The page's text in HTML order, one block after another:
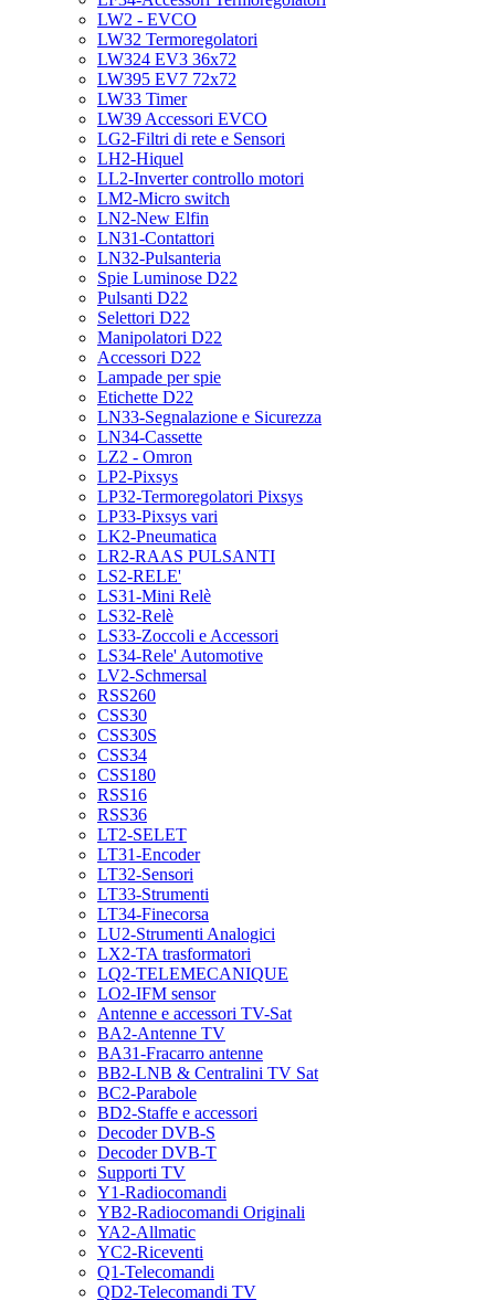
LW2 - EVCO
LW32 Termoregolatori
LW324 EV3 36x72
LW395 EV7 72x72
LW33 Timer
LW39 Accessori EVCO
LG2-Filtri di rete e Sensori
LH2-Hiquel
LL2-Inverter controllo motori
LM2-Micro switch
LN2-New Elfin
LN31-Contattori
LN32-Pulsanteria
Spie Luminose D22
Pulsanti D22
Selettori D22
Manipolatori D22
Accessori D22
Lampade per spie
Etichette D22
LN33-Segnalazione e Sicurezza
LN34-Cassette
LZ2 - Omron
LP2-Pixsys
LP32-Termoregolatori Pixsys
LP33-Pixsys vari
LK2-Pneumatica
LR2-RAAS PULSANTI
LS2-RELE'
LS31-Mini Relè
LS32-Relè
LS33-Zoccoli e Accessori
LS34-Rele' Automotive
LV2-Schmersal
RSS260
CSS30
CSS30S
CSS34
CSS180
RSS16
RSS36
LT2-SELET
LT31-Encoder
LT32-Sensori
LT33-Strumenti
LT34-Finecorsa
LU2-Strumenti Analogici
LX2-TA trasformatori
LQ2-TELEMECANIQUE
LO2-IFM sensor
Antenne e accessori TV-Sat
BA2-Antenne TV
BA31-Fracarro antenne
BB2-LNB & Centralini TV Sat
BC2-Parabole
BD2-Staffe e accessori
Decoder DVB-S
Decoder DVB-T
Supporti TV
Y1-Radiocomandi
YB2-Radiocomandi Originali
YA2-Allmatic
YC2-Riceventi
Q1-Telecomandi
QD2-Telecomandi TV